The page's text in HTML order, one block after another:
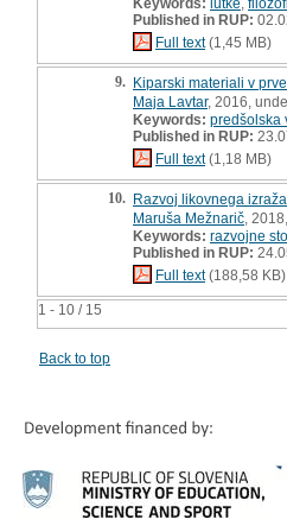
1 - 10 / 15
Published in RUP:
Full text(1,45 MB)
9. Kiparski materiali v
Maja Lavtar, 2016,
Keywords: predšolska
Published in RUP:
Full text(1,18 MB)
10. Razvoj likovnega
Maruša Mežnarič ,
Keywords: razvojne
Published in RUP:
Full text(188,58 KB)
Back to top